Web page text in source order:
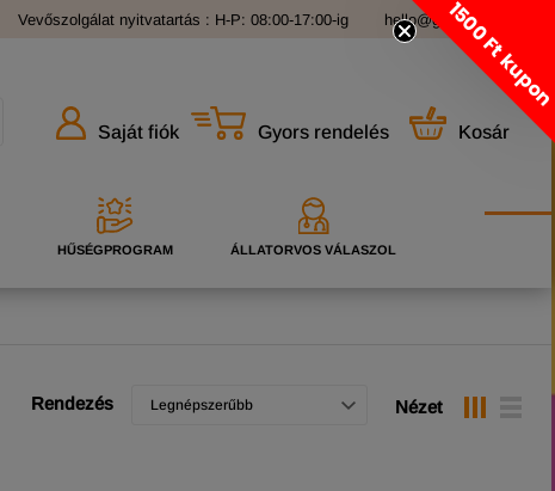
Vevőszolgálat nyitvatartás : H-P: 08:00-17:00-ig hello@grandopet.hu
Saját fiók Gyors rendelés Kosár
HŰSÉGPROGRAM ÁLLATORVOS VÁLASZOL
Rendezés Legnépszerűbb Nézet
1500 Ft